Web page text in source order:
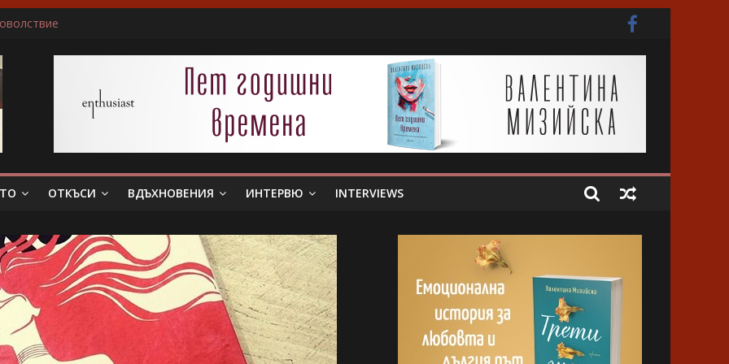
беше истински съпруг…”
Слава богу, отговори той…”
всяка сцена преживявам силно, както ако ми се случва в живота
ОТКЪСИ ВДЪХНОВЕНИЯ ИНТЕРВЮ INTERVIEWS